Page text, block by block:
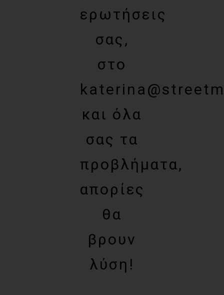
ερωτήσεις
σας,
στο
και όλα
σας τα
προβλήματα,
απορίες
θα
βρουν
λύση!